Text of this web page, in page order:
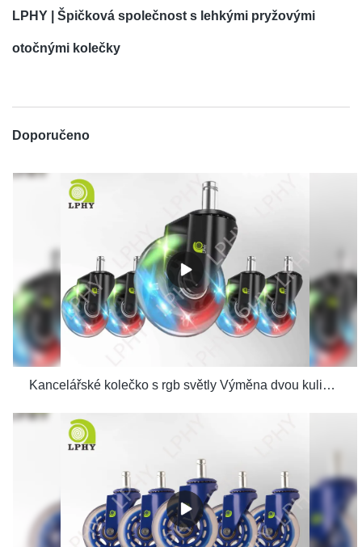
LPHY | Špičková společnost s lehkými pryžovými
otočnými kolečky
Doporučeno
Kancelářské kolečko s rgb světly Výměna dvou kuličkových ložisek pro počítačovou herní židli se závitem výrobci odlitků na stopce